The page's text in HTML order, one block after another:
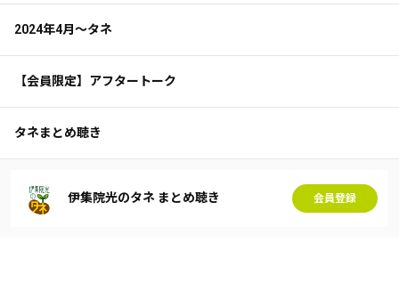
2024年4月～タネ
【会員限定】アフタートーク
タネまとめ聴き
伊集院光のタネ まとめ聴き 会員登録